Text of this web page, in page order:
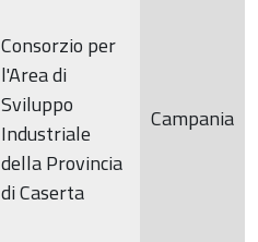
Consorzio per
l'Area di
Sviluppo
Industriale
della Provincia
di Caserta
Campania